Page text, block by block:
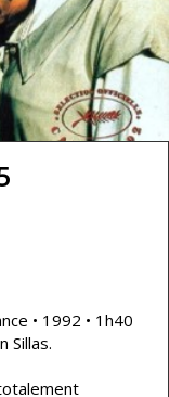
• 1992 • 1h40
Sillas.